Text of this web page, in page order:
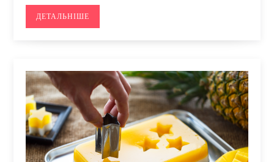
ДЕТАЛЬНІШЕ